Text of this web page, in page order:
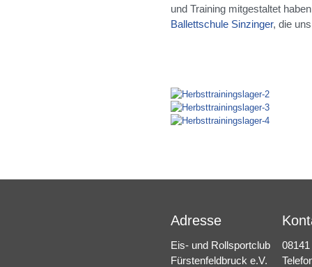
und Training mitgestaltet
Ballettschule Sinzinger, die
Adresse
Eis- und Rollsportclub
Fürstenfeldbruck e.V.